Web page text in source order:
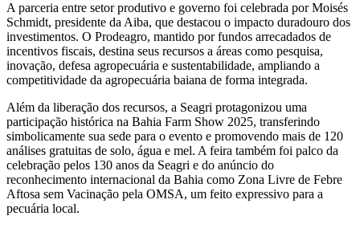
A parceria entre setor produtivo e governo foi celebrada por Moisés
Schmidt, presidente da Aiba, que destacou o impacto duradouro dos
investimentos. O Prodeagro, mantido por fundos arrecadados de
incentivos fiscais, destina seus recursos a áreas como pesquisa,
inovação, defesa agropecuária e sustentabilidade, ampliando a
competitividade da agropecuária baiana de forma integrada.
Além da liberação dos recursos, a Seagri protagonizou uma
participação histórica na Bahia Farm Show 2025, transferindo
simbolicamente sua sede para o evento e promovendo mais de 120
análises gratuitas de solo, água e mel. A feira também foi palco da
celebração pelos 130 anos da Seagri e do anúncio do
reconhecimento internacional da Bahia como Zona Livre de Febre
Aftosa sem Vacinação pela OMSA, um feito expressivo para a
pecuária local.